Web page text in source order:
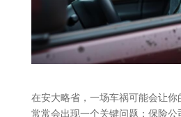
在安大略省，一场车祸可能会让
常常会出现一个关键问题：保险